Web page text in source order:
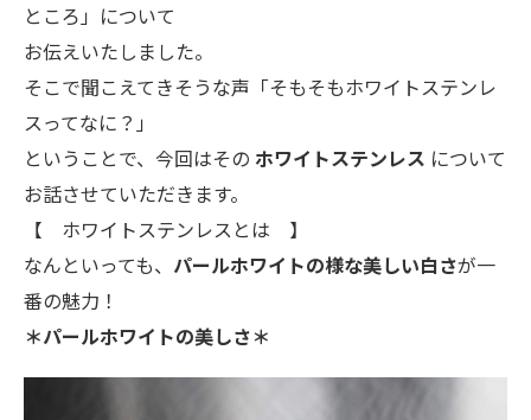
ところ」について
お伝えいたしました。
そこで聞こえてきそうな声「そもそもホワイトステンレ
スってなに？」
ということで、今回はその ホワイトステンレス について
お話させていただきます。
【 ホワイトステンレスとは 】
なんといっても、 パールホワイトの様な美しい白さが一
番の魅力！
＊パールホワイトの美しさ＊